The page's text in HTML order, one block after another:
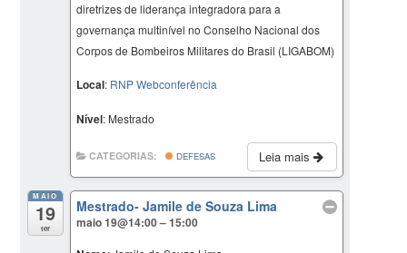
diretrizes de liderança integradora para a
governança multinível no Conselho Nacional dos
Corpos de Bombeiros Militares do Brasil (LIGABOM)
Local: RNP Webconferência
Nível: Mestrado
Leia mais
CATEGORIAS: DEFESAS
MAIO
19
ter
Mestrado- Jamile de Souza Lima
maio 19@14:00 – 15:00